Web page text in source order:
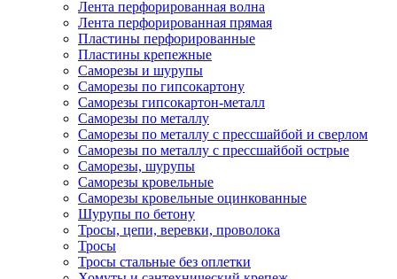
Лента перфорированная волна
Лента перфорированная прямая
Пластины перфорированные
Пластины крепежные
Саморезы и шурупы
Саморезы по гипсокартону
Саморезы гипсокартон-металл
Саморезы по металлу
Саморезы по металлу с прессшайбой и сверлом
Саморезы по металлу с прессшайбой острые
Саморезы, шурупы
Саморезы кровельные
Саморезы кровельные оцинкованные
Шурупы по бетону
Тросы, цепи, веревки, проволока
Тросы
Тросы стальные без оплетки